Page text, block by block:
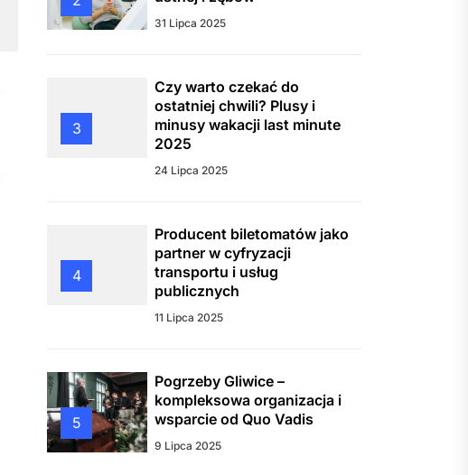
31 Lipca 2025
3
Czy warto czekać do
ostatniej chwili? Plusy i
minusy wakacji last minute
2025
24 Lipca 2025
4
Producent biletomatów jako
partner w cyfryzacji
transportu i usług
publicznych
11 Lipca 2025
5
Pogrzeby Gliwice –
kompleksowa organizacja i
wsparcie od Quo Vadis
9 Lipca 2025